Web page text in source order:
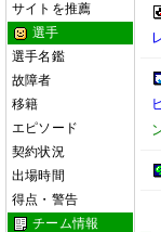
サイトを推薦
選手
選手名鑑
故障者
移籍
エピソード
契約状況
出場時間
得点・警告
チーム情報